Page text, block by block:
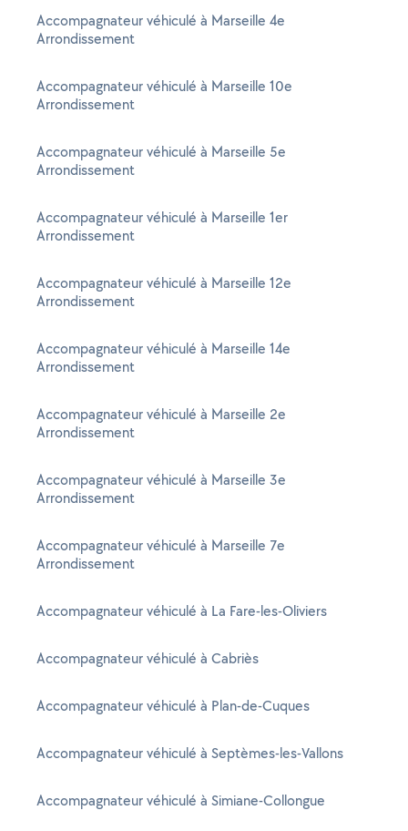
Accompagnateur véhiculé à Marseille 4e
Arrondissement
Accompagnateur véhiculé à Marseille 10e
Arrondissement
Accompagnateur véhiculé à Marseille 5e
Arrondissement
Accompagnateur véhiculé à Marseille 1er
Arrondissement
Accompagnateur véhiculé à Marseille 12e
Arrondissement
Accompagnateur véhiculé à Marseille 14e
Arrondissement
Accompagnateur véhiculé à Marseille 2e
Arrondissement
Accompagnateur véhiculé à Marseille 3e
Arrondissement
Accompagnateur véhiculé à Marseille 7e
Arrondissement
Accompagnateur véhiculé à La Fare-les-Oliviers
Accompagnateur véhiculé à Cabriès
Accompagnateur véhiculé à Plan-de-Cuques
Accompagnateur véhiculé à Septèmes-les-Vallons
Accompagnateur véhiculé à Simiane-Collongue